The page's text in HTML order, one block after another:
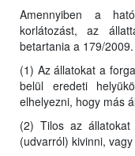
Amennyiben a
korlátozást, az
betartania a 179/
(1) Az állatokat a
belül eredeti
elhelyezni, hogy más
(2) Tilos az
(udvarról) kivinni,